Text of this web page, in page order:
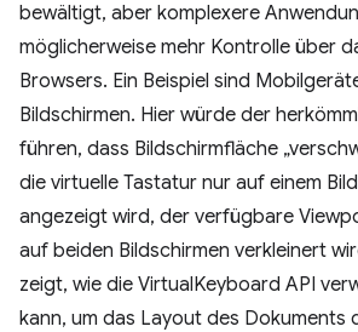
bewältigt, aber komplexere
möglicherweise mehr Kontrolle über
Browsers. Ein Beispiel sind
Bildschirmen. Hier würde der
führen, dass Bildschirmfläche
die virtuelle Tastatur nur auf einem
angezeigt wird, der verfügbare
auf beiden Bildschirmen verkleinert
zeigt, wie die VirtualKeyboard API
kann, um das Layout des Dokuments